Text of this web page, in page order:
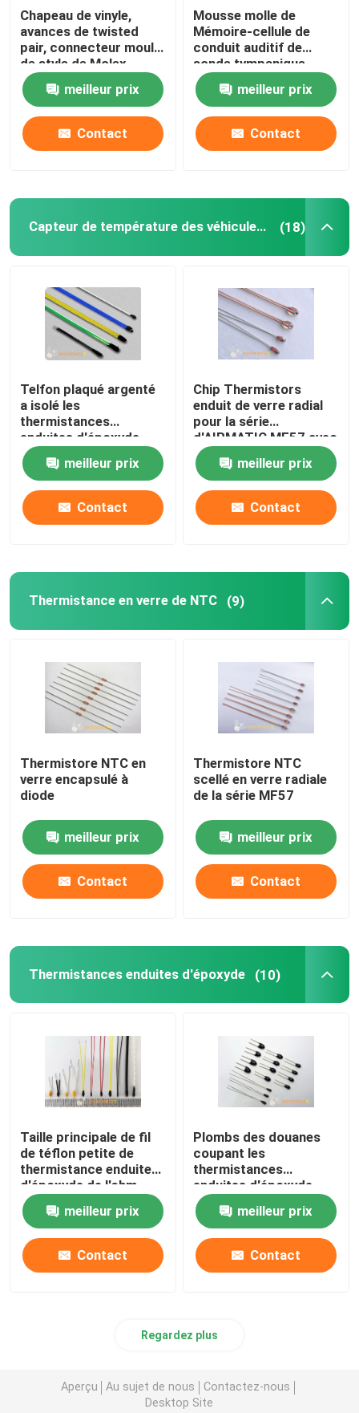
Thermistances de Chip Style NTC
Puce de thermistance de NTC
Capteur de navigation inertielle
Chapeau de vinyle,
avances de twisted
pair, connecteur moulé
de style de Molex,
capteur de
température 2.252K
médical d'usage
universel jetable
meilleur prix
Contact
Mousse molle de
Mémoire-cellule de
conduit auditif de
sonde tympanique
médicale jetable de la
température avec la
série homogène des
dimensions HF416
meilleur prix
Contact
Capteur de température des véhicules à moteur (18)
Telfon plaqué argenté
a isolé les
thermistances
enduites d'époxyde
pour le chauffage de
volant de rétroviseur et
de chauffage de Seat
de voiture
meilleur prix
Contact
Chip Thermistors
enduit de verre radial
pour la série
d'AIRMATIC MF57 avec
la taille principale
1.6mm et 2.3mm
meilleur prix
Contact
Thermistance en verre de NTC (9)
Thermistore NTC en
verre encapsulé à
diode
meilleur prix
Contact
Thermistore NTC
scellé en verre radiale
de la série MF57
meilleur prix
Contact
Thermistances enduites d'époxyde (10)
Taille principale de fil
de téflon petite de
thermistance enduite
d'époxyde de l'ohm
NTC de la série 10K
des thermistances
MF5A-5
meilleur prix
Contact
Plombs des douanes
coupant les
thermistances
enduites d'époxyde
MF5A-2 10K 3435
3977 de NTCmeilleur prix
Contact
Regardez plus
Aperçu Au sujet de nous
Contactez-nous
Desktop Site